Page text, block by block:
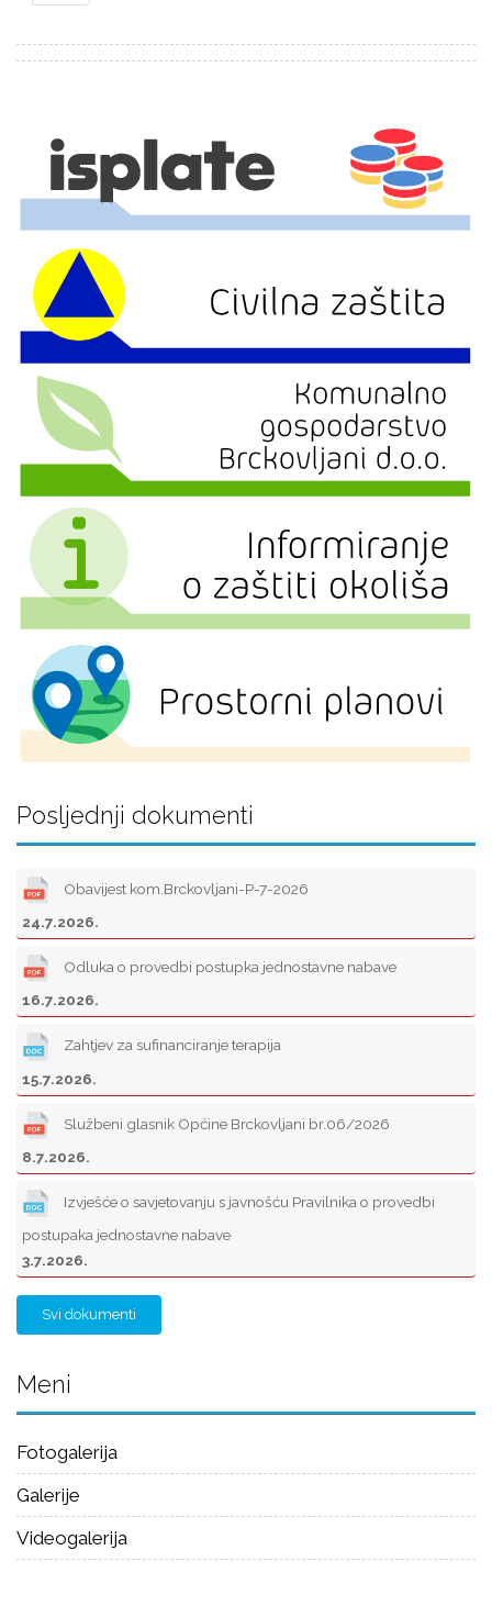
Posljednji dokumenti
Obavijest kom.Brckovljani-P-7-2026
24.7.2026.
Odluka o provedbi postupka jednostavne nabave
16.7.2026.
Zahtjev za sufinanciranje terapija
15.7.2026.
Službeni glasnik Općine Brckovljani br.06/2026
8.7.2026.
Izvješće o savjetovanju s javnošću Pravilnika o provedbi
postupaka jednostavne nabave
3.7.2026.
Svi dokumenti
Meni
Fotogalerija
Galerije
Videogalerija